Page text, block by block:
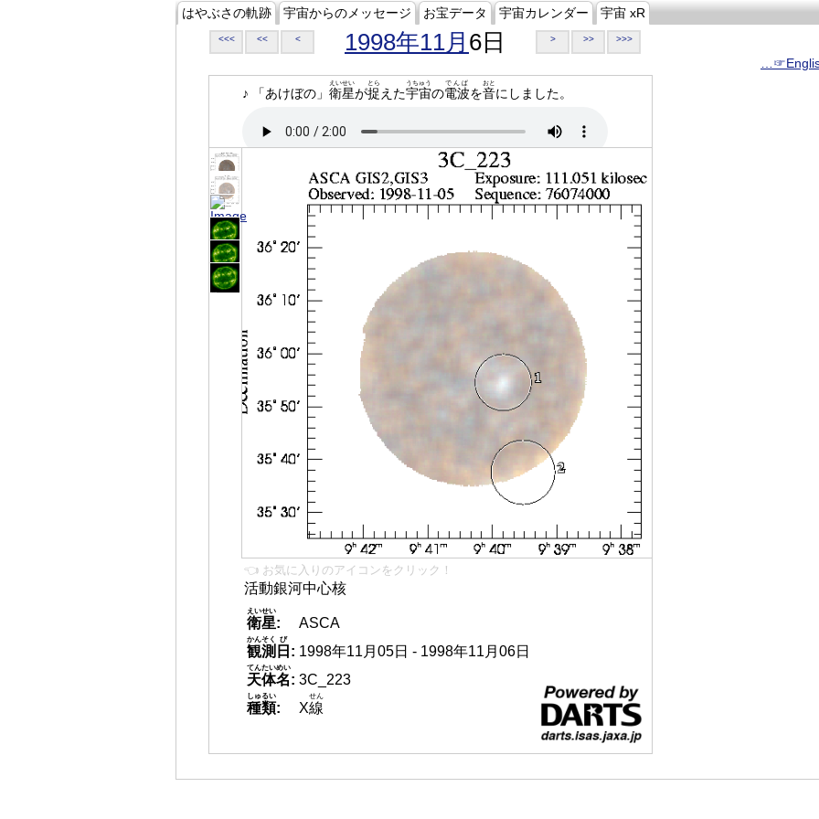
はやぶさの軌跡 宇宙からのメッセージ お宝データ 宇宙カレンダー 宇宙 xR
<<< << < 1998年11月 6日 > >> >>>
♪ 「あけぼの」 衛星
えいせい
が捉
とら
えた宇宙
うちゅう
の電波
でんぱ
を音
おと
にしました。
👈 お気に入りのアイコンをクリック！
活動銀河中心核
衛星
えいせい
:
ASCA
観測
かんそく
日
び
: 1998年11月05日 - 1998年11月06日
天体名
てんたいめい
: 3C_223
種類
しゅるい
: X線
せん